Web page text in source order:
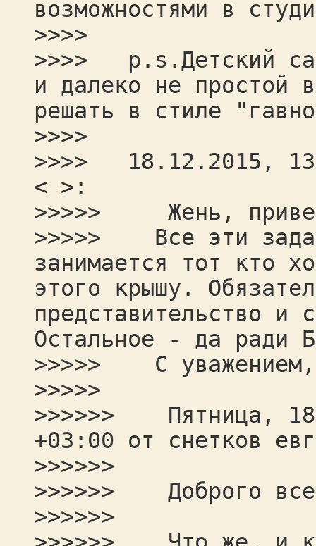
возможностями в
>>>>
>>>> p.s.Детский
и далеко не простой
решать в стиле
>>>>
>>>> 18.12.2015,
< >:
>>>>> Жень,
>>>>> Все эти
занимается тот кто
этого крышу.
представительство и
Остальное - да ради
>>>>> С уважением,
>>>>>
>>>>>> Пятница, 18
+03:00 от снетков
>>>>>>
>>>>>> Доброго
>>>>>>